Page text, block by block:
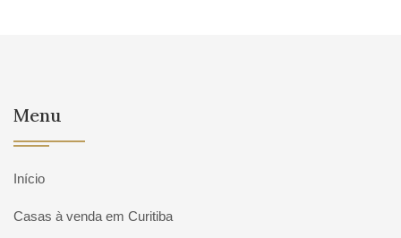
Menu
Início
Casas à venda em Curitiba